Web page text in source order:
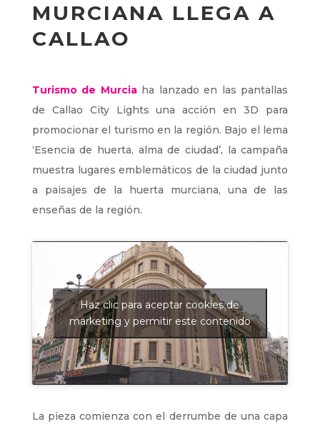
MURCIANA LLEGA A
CALLAO
Turismo de Murciaha lanzado en las pantallas
de Callao City Lights una acción en 3D para
promocionar el turismo en la región. Bajo el lema
‘Esencia de huerta, alma de ciudad’, la campaña
muestra lugares emblemáticos de la ciudad junto
a paisajes de la huerta murciana, una de las
enseñas de la región.
Haz clic para aceptar cookies de
marketing y permitir este contenido
La pieza comienza con el derrumbe de una capa